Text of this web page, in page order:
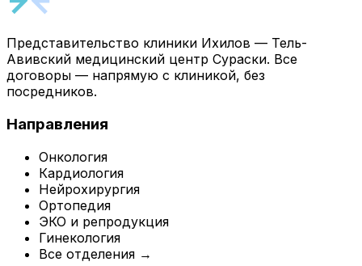
Представительство клиники Ихилов — Тель-
Авивский медицинский центр Сураски. Все
договоры — напрямую с клиникой, без
посредников.
Направления
Онкология
Кардиология
Нейрохирургия
Ортопедия
ЭКО и репродукция
Гинекология
Все отделения →